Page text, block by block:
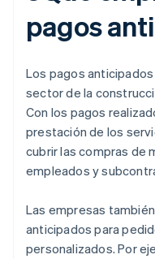
pagos
Los pagos
sector de la
Con los pagos
prestación de los
cubrir las compras de
empleados y
Las empresas
anticipados para
personalizados. Por